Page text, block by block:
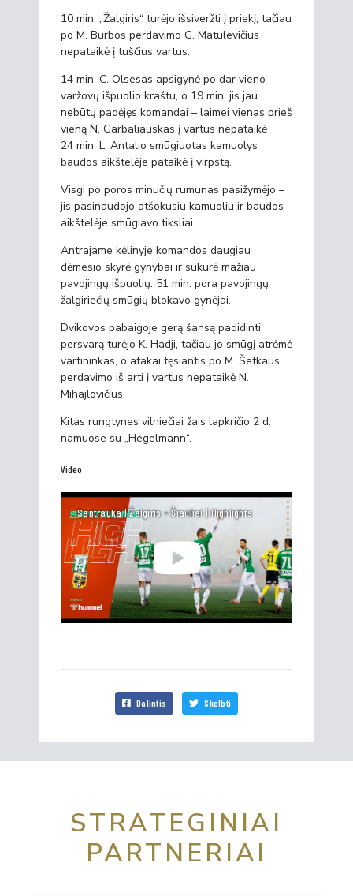
10 min. „Žalgiris“ turėjo išsiveržti į priekį, tačiau
po M. Burbos perdavimo G. Matulevičius
nepataikė į tuščius vartus.
14 min. C. Olsesas apsigynė po dar vieno
varžovų išpuolio kraštu, o 19 min. jis jau
nebūtų padėjęs komandai – laimei vienas prieš
vieną N. Garbaliauskas į vartus nepataikė
24 min. L. Antalio smūgiuotas kamuolys
baudos aikštelėje pataikė į virpstą.
Visgi po poros minučių rumunas pasižymėjo –
jis pasinaudojo atšokusiu kamuoliu ir baudos
aikštelėje smūgiavo tiksliai.
Antrajame kėlinyje komandos daugiau
dėmesio skyrė gynybai ir sukūrė mažiau
pavojingų išpuolių. 51 min. pora pavojingų
žalgiriečių smūgių blokavo gynėjai.
Dvikovos pabaigoje gerą šansą padidinti
persvarą turėjo K. Hadji, tačiau jo smūgį atrėmė
vartininkas, o atakai tęsiantis po M. Šetkaus
perdavimo iš arti į vartus nepataikė N.
Mihajlovičius.
Kitas rungtynes vilniečiai žais lapkričio 2 d.
namuose su „Hegelmann“.
Video
Santrauka | Žalgiris - Šiauliai | Highlights
Dalintis Skelbti
STRATEGINIAI
PARTNERIAI